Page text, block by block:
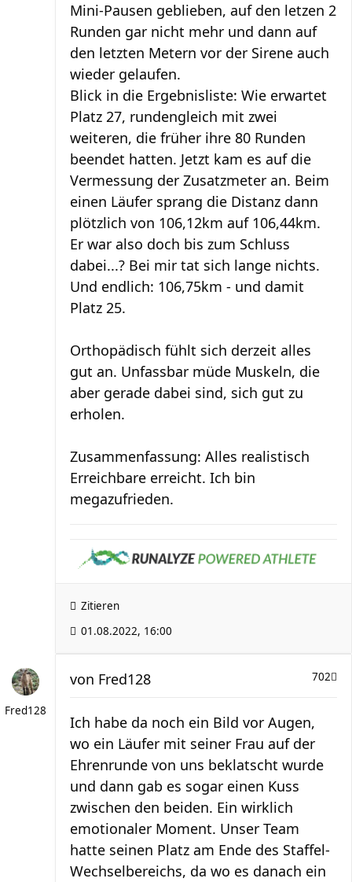
Mini-Pausen geblieben, auf den letzen 2
Runden gar nicht mehr und dann auf
den letzten Metern vor der Sirene auch
wieder gelaufen.
Blick in die Ergebnisliste: Wie erwartet
Platz 27, rundengleich mit zwei
weiteren, die früher ihre 80 Runden
beendet hatten. Jetzt kam es auf die
Vermessung der Zusatzmeter an. Beim
einen Läufer sprang die Distanz dann
plötzlich von 106,12km auf 106,44km.
Er war also doch bis zum Schluss
dabei...? Bei mir tat sich lange nichts.
Und endlich: 106,75km - und damit
Platz 25.
Orthopädisch fühlt sich derzeit alles
gut an. Unfassbar müde Muskeln, die
aber gerade dabei sind, sich gut zu
erholen.
Zusammenfassung: Alles realistisch
Erreichbare erreicht. Ich bin
megazufrieden.
Zitieren
01.08.2022, 16:00
Fred128
702
von Fred128
Ich habe da noch ein Bild vor Augen,
wo ein Läufer mit seiner Frau auf der
Ehrenrunde von uns beklatscht wurde
und dann gab es sogar einen Kuss
zwischen den beiden. Ein wirklich
emotionaler Moment. Unser Team
hatte seinen Platz am Ende des Staffel-
Wechselbereichs, da wo es danach ein